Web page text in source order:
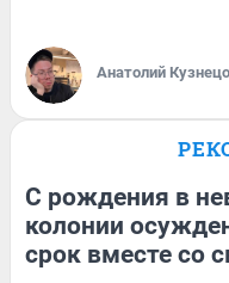
Анатолий
С рождения в
колонии
срок вместе со